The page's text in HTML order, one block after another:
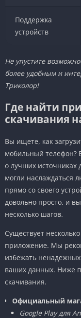
Поддержка
устройств
Не упустите
более удобным и
Триколор!
Где найти
скачивания
Вы ищете, как
мобильный телефон?
о лучших источниках
могли наслаждаться
прямо со своего
довольно просто, и
несколько шагов.
Существует
приложение. Мы
избежать
ваших данных. Ниже
скачивания.
Официальный
Google Play для